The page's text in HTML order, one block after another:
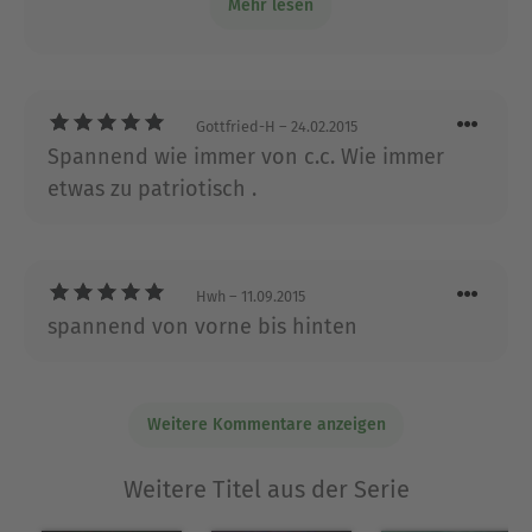
Mehr lesen
Gottfried-H – 24.02.2015
Spannend wie immer von c.c. Wie immer
etwas zu patriotisch .
Hwh – 11.09.2015
spannend von vorne bis hinten
Weitere Kommentare anzeigen
Weitere Titel aus der Serie